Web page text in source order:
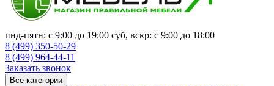
пнд-пятн: с 9:00 до 19:00 суб, вскр: с 9:00 до 18:00
8 (499) 350-50-29
8 (499) 964-44-11
Заказать звонок
Все категории